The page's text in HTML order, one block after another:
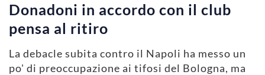
Donadoni in accordo con il club
pensa al ritiro
La debacle subita contro il Napoli ha messo un
po' di preoccupazione ai tifosi del Bologna, ma